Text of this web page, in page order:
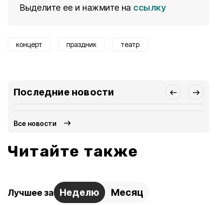
Выделите ее и нажмите на ссылку
концерт праздник театр
Последние новости
Все новости
Читайте также
Лучшее за Неделю Месяц